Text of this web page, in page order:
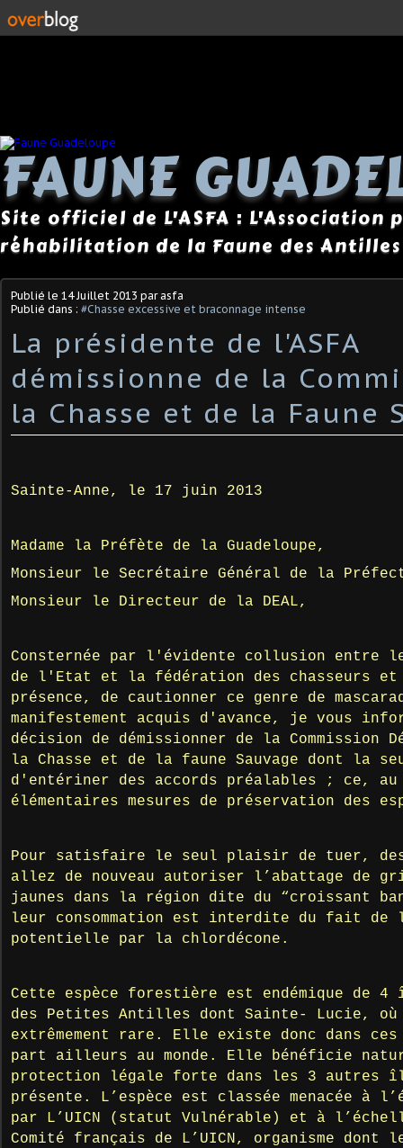
FAUNE
Site officiel de L'ASFA : L'Association
réhabilitation de la Faune des Antilles
Publié le 14 Juillet 2013 par asfa
Publié dans : #Chasse excessive et braconnage intense
La présidente de l'ASFA
démissionne de la
la Chasse et de la Faune
Sainte-Anne, le 17 juin 2013
Madame la Préfète de la Guadeloupe,
Monsieur le Secrétaire Général de la
Monsieur le Directeur de la DEAL,
Consternée par l'évidente collusion entre
de l'Etat et la fédération des chasseurs et
présence, de cautionner ce genre de
manifestement acquis d'avance, je vous
décision de démissionner de la Commission
la Chasse et de la faune Sauvage dont la
d'entériner des accords préalables ; ce, au
élémentaires mesures de préservation des
Pour satisfaire le seul plaisir de tuer, des
allez de nouveau autoriser l’abattage de
jaunes dans la région dite du “croissant
leur consommation est interdite du fait de
potentielle par la chlordécone.
Cette espèce forestière est endémique de 4
des Petites Antilles dont Sainte- Lucie,
extrêmement rare. Elle existe donc dans
part ailleurs au monde. Elle bénéficie
protection légale forte dans les 3 autres
présente. L’espèce est classée menacée à
par L’UICN (statut Vulnérable) et à
Comité français de L’UICN, organisme dont